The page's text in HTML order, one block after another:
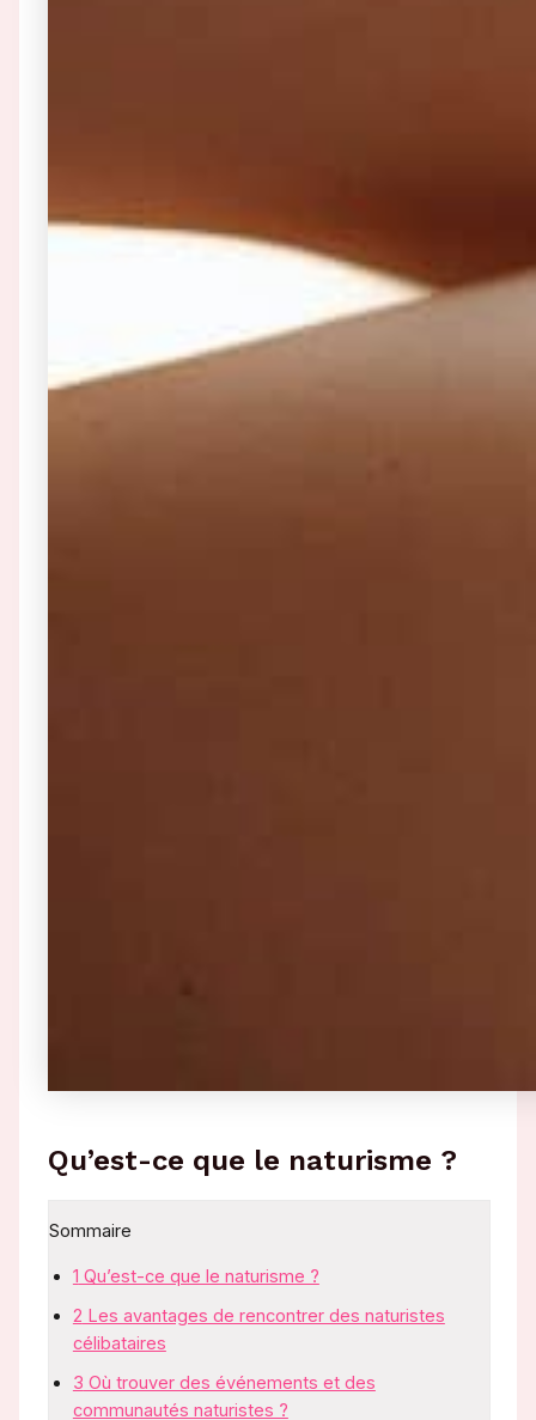
Qu’est-ce que le naturisme ?
Sommaire
1 Qu’est-ce que le naturisme ?
2 Les avantages de rencontrer des naturistes
célibataires
3 Où trouver des événements et des
communautés naturistes ?